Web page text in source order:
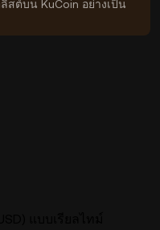
สต์บน KuCoin อย่างเป็น